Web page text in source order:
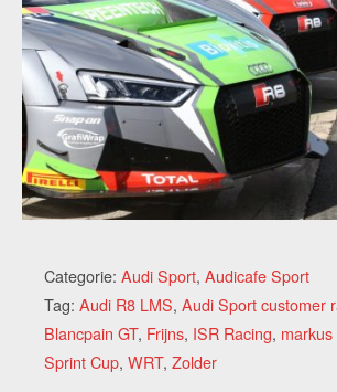
Categorie: Audi Sport, Audicafe Sport
Tag: Audi R8 LMS, Audi Sport customer
Blancpain GT, Frijns, ISR Racing,
Sprint Cup, WRT, Zolder